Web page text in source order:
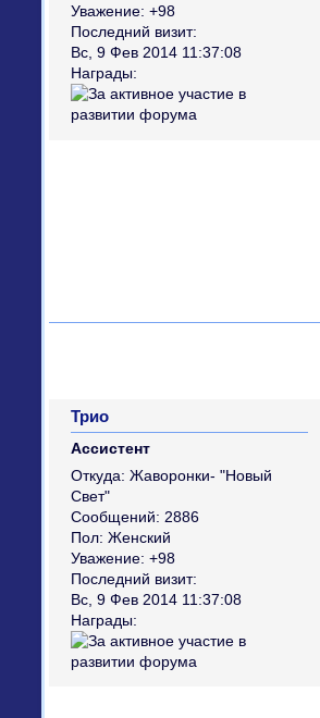
Уважение: +98
Последний визит:
Вс, 9 Фев 2014 11:37:08
Награды:
Трио
Ассистент
Откуда: Жаворонки- "Новый
Свет"
Сообщений: 2886
Пол: Женский
Уважение: +98
Последний визит:
Вс, 9 Фев 2014 11:37:08
Награды: